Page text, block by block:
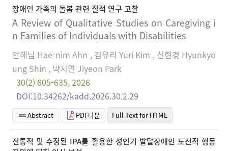
장애인 가족의 돌봄 관련 질적 연구 고찰
A Review of Qualitative Studies on Caregiving i
n Families of Individuals with Disabilities
안해님 Hae-nim Ahn , 김유리 Yuri Kim , 신현경 Hyunkyo
ung Shin , 박지연 Jiyeon Park
30(2) 605-635, 2026
DOI:10.34262/kadd.2026.30.2.29
Abstract PDF다운 Full Text for HTML
전통적 및 수정된 IPA를 활용한 성인기 발달장애인 도전적 행동